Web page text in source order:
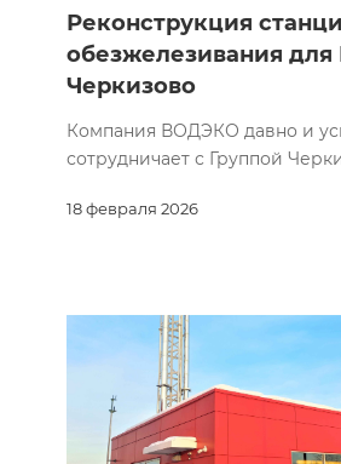
18 февраля 2026
Реконструкция
обезжелезивания для
Черкизово
Компания ВОДЭКО давно и
сотрудничает с Группой